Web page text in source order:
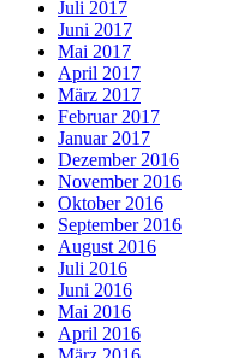
Juli 2017
Juni 2017
Mai 2017
April 2017
März 2017
Februar 2017
Januar 2017
Dezember 2016
November 2016
Oktober 2016
September 2016
August 2016
Juli 2016
Juni 2016
Mai 2016
April 2016